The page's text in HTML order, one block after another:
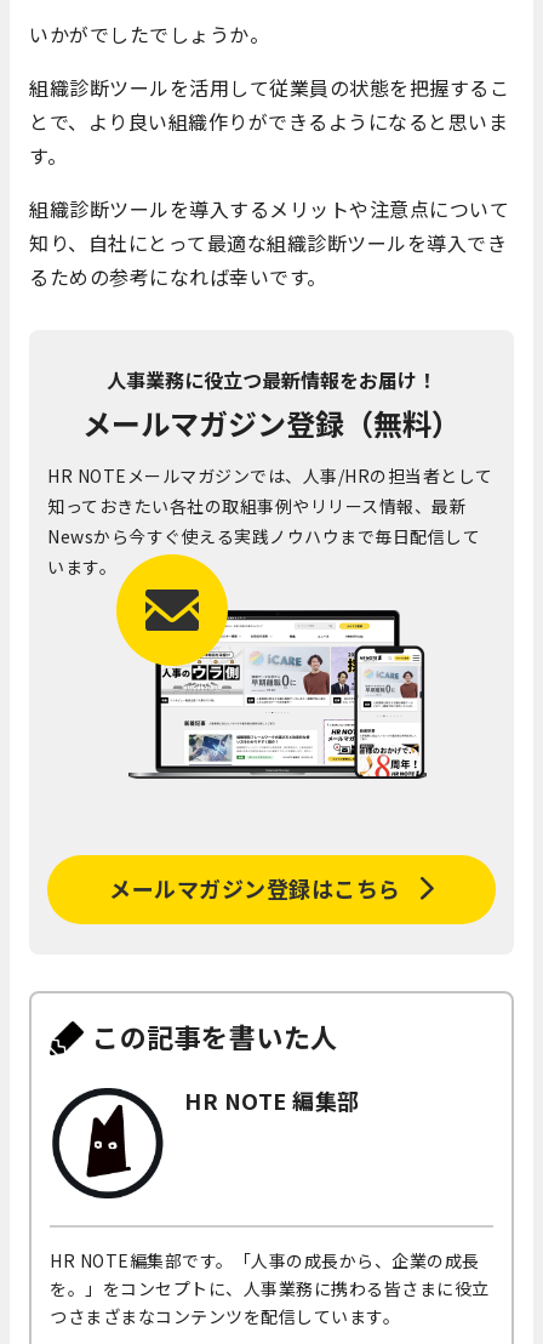
いかがでしたでしょうか。
組織診断ツールを活用して従業員の状態を把握するこ
とで、より良い組織作りができるようになると思いま
す。
組織診断ツールを導入するメリットや注意点について
知り、自社にとって最適な組織診断ツールを導入でき
るための参考になれば幸いです。
人事業務に役立つ最新情報をお届け！
メールマガジン登録（無料）
HR NOTEメールマガジンでは、人事/HRの担当者として
知っておきたい各社の取組事例やリリース情報、最新
Newsから今すぐ使える実践ノウハウまで毎日配信して
います。
メールマガジン登録はこちら
この記事を書いた人
HR NOTE 編集部
HR NOTE編集部です。「人事の成長から、企業の成長
を。」をコンセプトに、人事業務に携わる皆さまに役立
つさまざまなコンテンツを配信しています。